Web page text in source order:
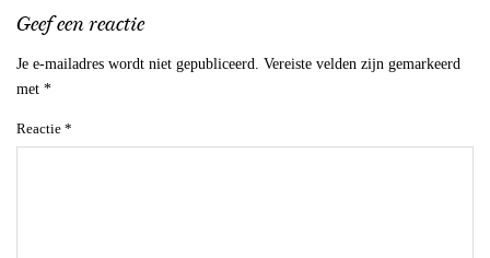
Geef een reactie
Je e-mailadres wordt niet gepubliceerd. Vereiste velden zijn gemarkeerd
met *
Reactie *